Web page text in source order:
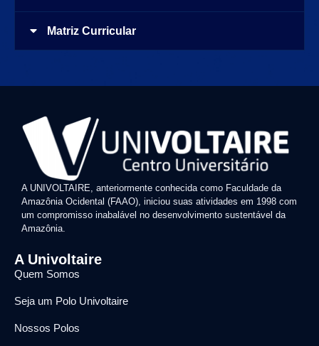
Matriz Curricular
A UNIVOLTAIRE, anteriormente conhecida como Faculdade da
Amazônia Ocidental (FAAO), iniciou suas atividades em 1998 com
um compromisso inabalável no desenvolvimento sustentável da
Amazônia.
A Univoltaire
Quem Somos
Seja um Polo Univoltaire
Nossos Polos